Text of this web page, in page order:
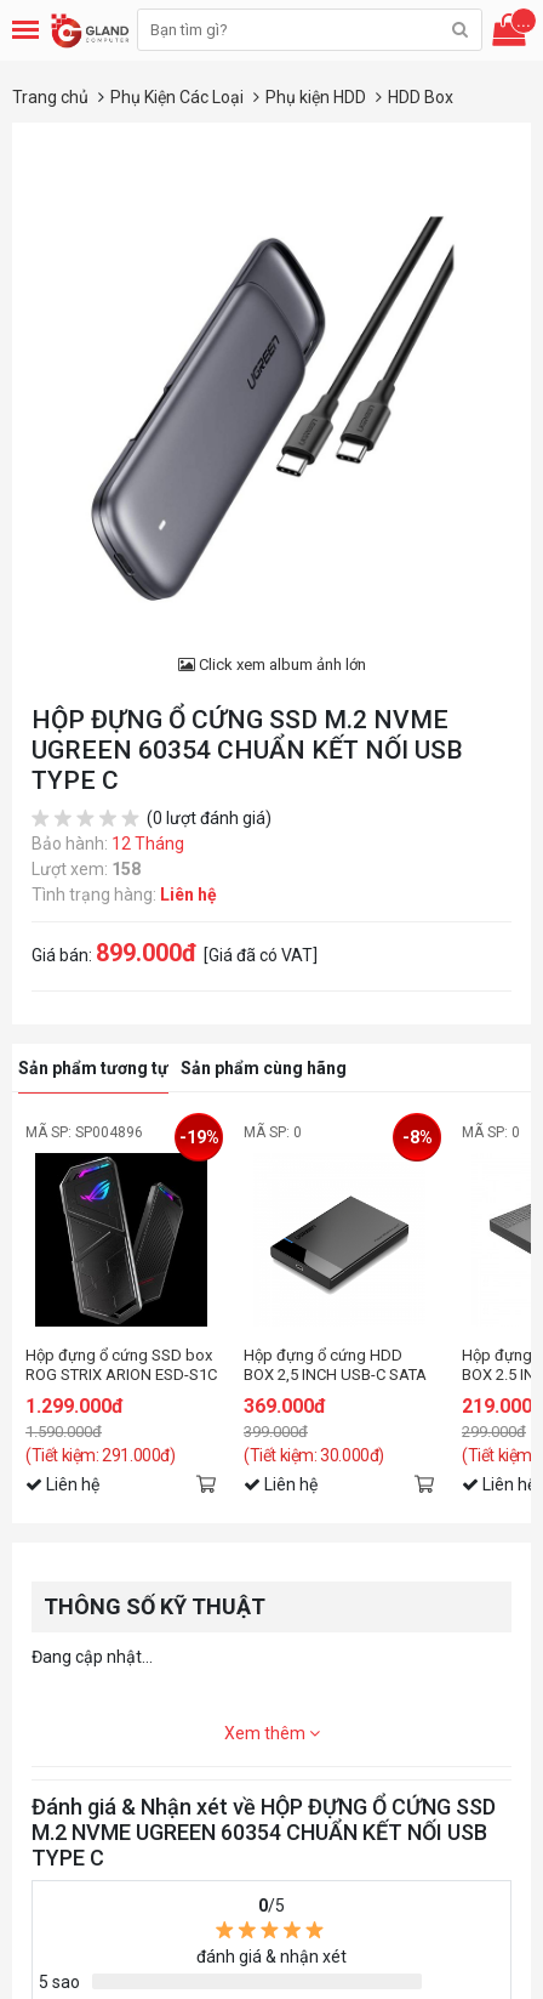
...
Trang chủ Phụ Kiện Các Loại Phụ kiện HDD HDD Box
Click xem album ảnh lớn
HỘP ĐỰNG Ổ CỨNG SSD M.2 NVME
UGREEN 60354 CHUẨN KẾT NỐI USB
TYPE C
(0 lượt đánh giá)
Bảo hành: 12 Tháng
Lượt xem: 158
Tình trạng hàng: Liên hệ
Giá bán: 899.000đ [Giá đã có VAT]
Sản phẩm tương tự Sản phẩm cùng hãng
MÃ SP: SP004896
Hộp đựng ổ cứng SSD box
ROG STRIX ARION ESD-S1C
1.299.000đ
1.590.000đ
(Tiết kiệm: 291.000đ)
-19%
Liên hệ
MÃ SP: 0
Hộp đựng ổ cứng HDD
BOX 2,5 INCH USB-C SATA
CẤP (HỖ TRỢ 6TB)
369.000đ
399.000đ
(Tiết kiệm: 30.000đ)
-8%
Liên hệ
MÃ SP: 0
Hộp đựng
BOX 2.5
GEN2
219.000đ
299.000đ
(Tiết kiệm:
Liên hệ
THÔNG SỐ KỸ THUẬT
Đang cập nhật...
Xem thêm
Đánh giá & Nhận xét về HỘP ĐỰNG Ổ CỨNG SSD
M.2 NVME UGREEN 60354 CHUẨN KẾT NỐI USB
TYPE C
0/5
đánh giá & nhận xét
5 sao